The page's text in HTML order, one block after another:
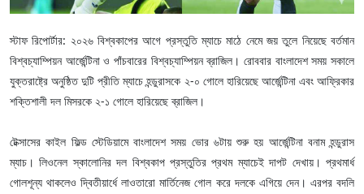
স্টাফ রিপোর্টার: ২০২৬ বিশ্বকাপের আগে প্রস্তুতি ম্যাচে মাঠে নেমে জয় তুলে নিয়েছে বর্তমান
বিশ্বচ্যাম্পিয়ন আর্জেন্টিনা ও পাঁচবারের বিশ্বচ্যাম্পিয়ন ব্রাজিল। রোববার বাংলাদেশ সময় সকালে
যুক্তরাষ্ট্রে অনুষ্ঠিত দুটি প্রীতি ম্যাচে হন্ডুরাসকে ২-০ গোলে হারিয়েছে আর্জেন্টিনা এবং আফ্রিকার
শক্তিশালী দল মিসরকে ২-১ গোলে হারিয়েছে ব্রাজিল।
টেক্সাসের কাইল ফিল্ড স্টেডিয়ামে বাংলাদেশ সময় ভোর ৬টায় শুরু হয় আর্জেন্টিনা বনাম হন্ডুরাস
ম্যাচ। লিওনেল স্কালোনির দল বিশ্বকাপ প্রস্তুতির প্রথম ম্যাচেই দাপট দেখায়। প্রথমার্ধ
গোলশূন্য থাকলেও দ্বিতীয়ার্ধে লাওতারো মার্তিনেজ গোল করে দলকে এগিয়ে দেন। এরপর বদলি